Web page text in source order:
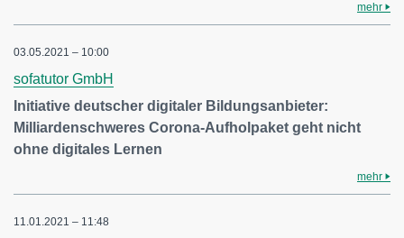
mehr
03.05.2021 – 10:00
sofatutor GmbH
Initiative deutscher digitaler Bildungsanbieter:
Milliardenschweres Corona-Aufholpaket geht nicht
ohne digitales Lernen
mehr
11.01.2021 – 11:48